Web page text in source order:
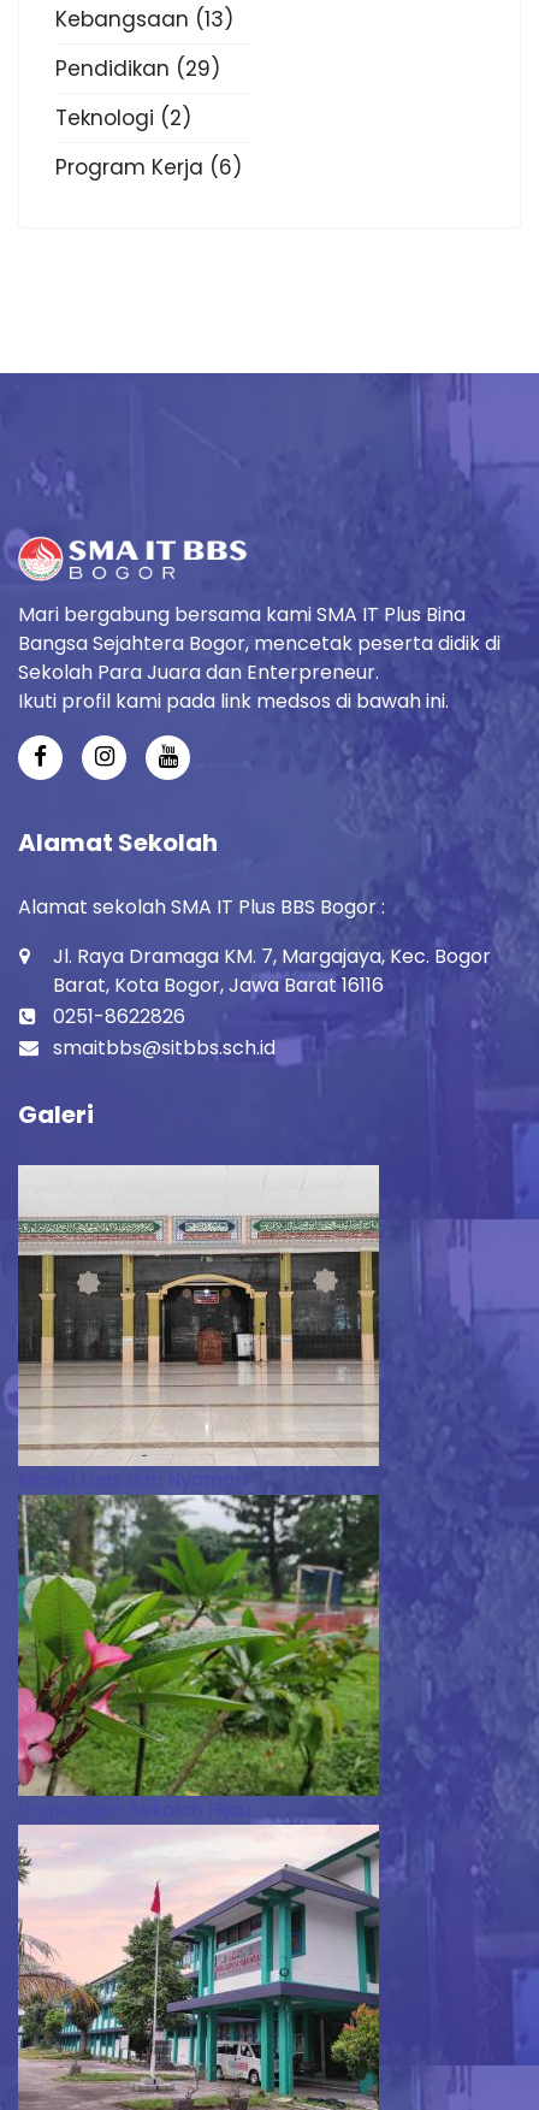
Kebangsaan (13)
Pendidikan (29)
Teknologi (2)
Program Kerja (6)
Mari bergabung bersama kami SMA IT Plus Bina
Bangsa Sejahtera Bogor, mencetak peserta didik di
Sekolah Para Juara dan Enterpreneur.
Ikuti profil kami pada link medsos di bawah ini.
Alamat Sekolah
Alamat sekolah SMA IT Plus BBS Bogor :
Jl. Raya Dramaga KM. 7, Margajaya, Kec. Bogor
Barat, Kota Bogor, Jawa Barat 16116
0251-8622826
smaitbbs@sitbbs.sch.id
Galeri
Lingkungan Sekolah Hijau